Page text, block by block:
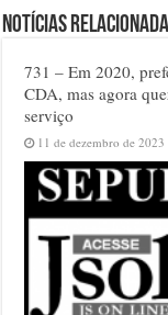
Notícias
731 – Em 2020,
CDA, mas agora
serviço
11 de dezembro de 2023